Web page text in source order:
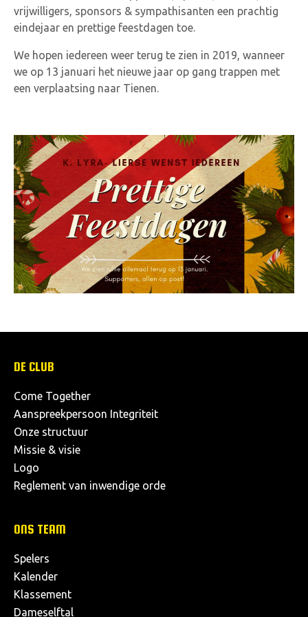
vrijwilligers, sponsors & sympathisanten een prachtig
eindejaar en prettige feestdagen toe.
We hopen iedereen weer terug te zien in 2019, wanneer
we op 13 januari het nieuwe jaar op gang trappen met
een verplaatsing naar Tienen.
DE CLUB
Come Together
Aanspreekpersoon Integriteit
Onze structuur
Missie & visie
Logo
Reglement van inwendige orde
ONS TEAM
Spelers
Kalender
Klassement
Dameselftal